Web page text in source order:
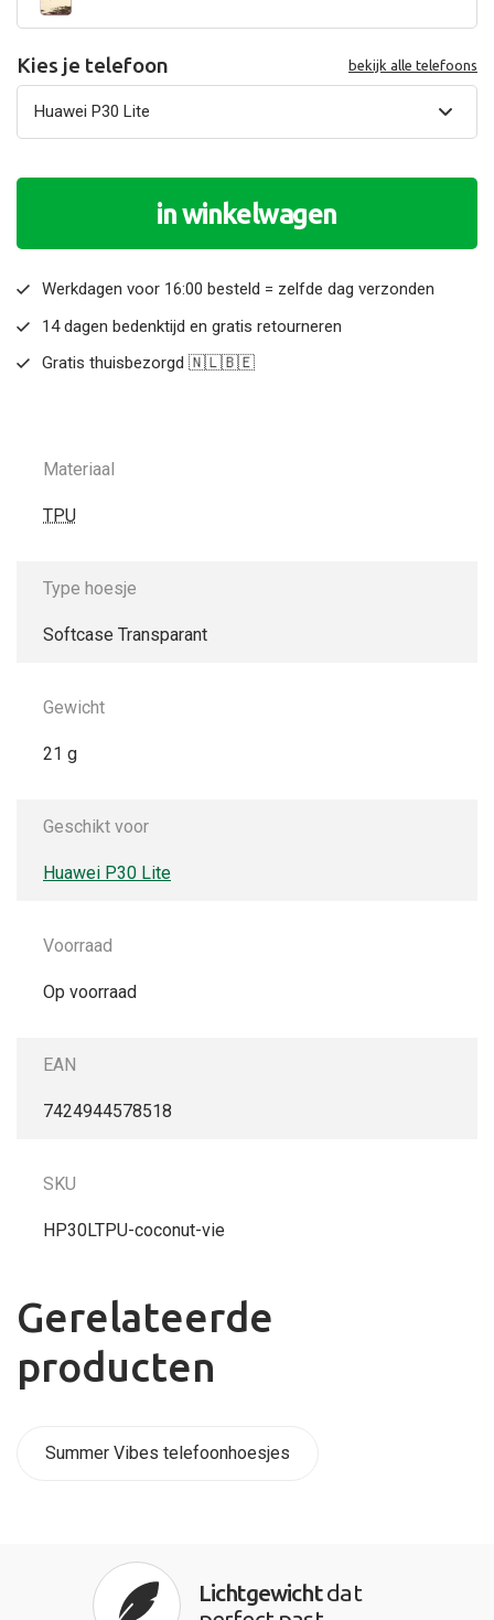
Kies je telefoon bekijk alle telefoons
in winkelwagen
Werkdagen voor 16:00 besteld = zelfde dag verzonden
14 dagen bedenktijd en gratis retourneren
Gratis thuisbezorgd 🇳🇱🇧🇪
Materiaal
TPU
Type hoesje
Softcase Transparant
Gewicht
21 g
Geschikt voor
Huawei P30 Lite
Voorraad
Op voorraad
EAN
7424944578518
SKU
HP30LTPU-coconut-vie
Gerelateerde
producten
Summer Vibes telefoonhoesjes
Lichtgewichtdat